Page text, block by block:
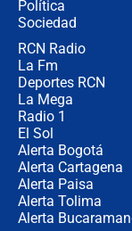
Política
Sociedad
RCN Radio
La Fm
Deportes RCN
La Mega
Radio 1
El Sol
Alerta Bogotá
Alerta Cartagena
Alerta Paisa
Alerta Tolima
Alerta